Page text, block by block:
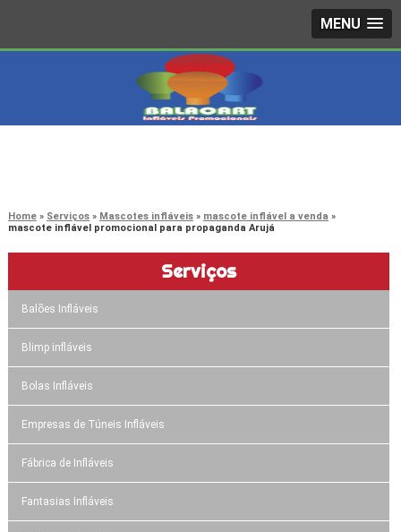
MENU
Home Serviços Mascotes infláveis
mascote inflável a venda
mascote inflável promocional para propaganda Arujá
Serviços
Balões Infláveis
Blimp infláveis
Bolas Infláveis
Empresas de Túneis Infláveis
Fábrica de Infláveis
Fantasias Infláveis